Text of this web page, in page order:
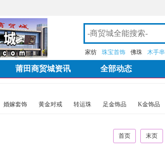
家纺 珠宝首饰 佛珠 木手串
莆田商贸城资讯 全部动态
婚嫁套饰 黄金对戒 转运珠 足金饰品 K金饰品
首页 末页